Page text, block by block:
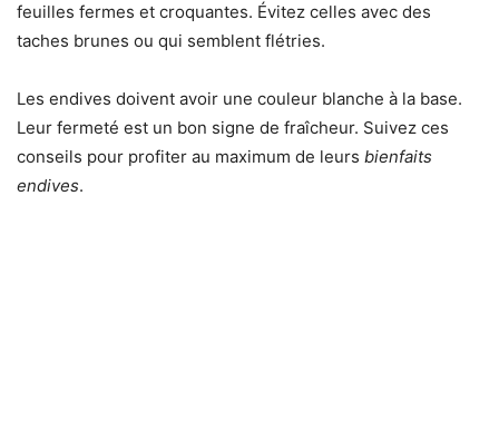
feuilles fermes et croquantes. Évitez celles avec des
taches brunes ou qui semblent flétries.
Les endives doivent avoir une couleur blanche à la base.
Leur fermeté est un bon signe de fraîcheur. Suivez ces
conseils pour profiter au maximum de leurs bienfaits
endives.